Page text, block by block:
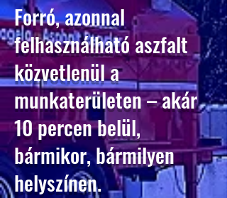
Forró, azonnal
felhasználható aszfalt
közvetlenül a
munkaterületen – akár
10 percen belül,
bármikor, bármilyen
helyszínen.